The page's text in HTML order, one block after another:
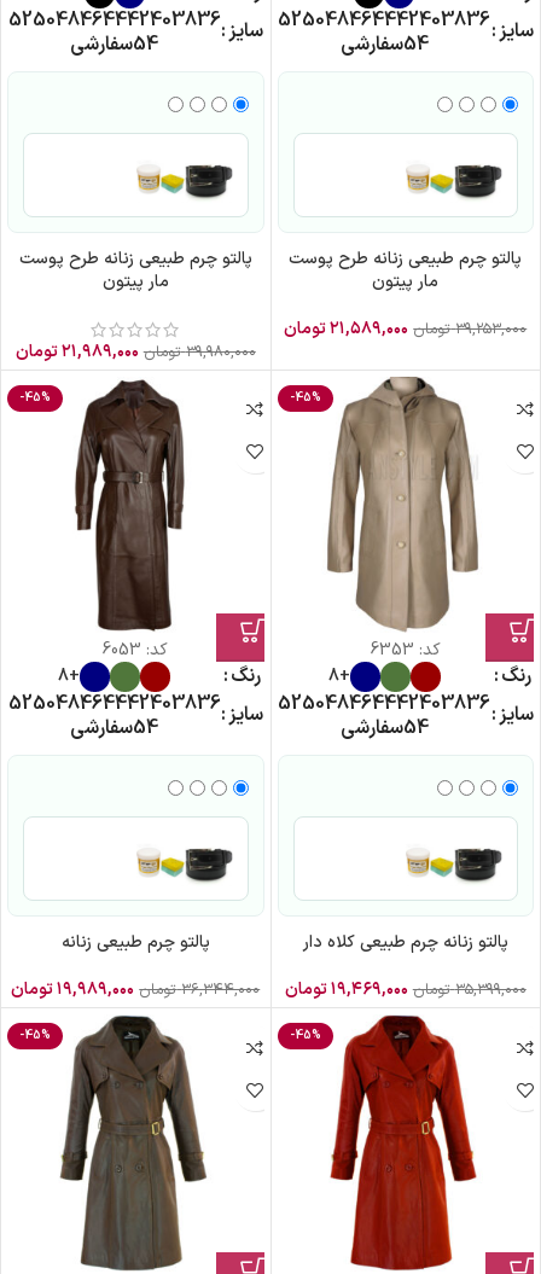
سایز 36
38
40
42
44
46
48
50
52
54سفارشی
پالتو چرم طبیعی زنانه طرح پوست
مار پیتون
۳۹,۲۵۳,۰۰۰ تومان ۲۱,۵۸۹,۰۰۰تومان
سایز 36
38
40
42
44
46
48
50
52
54سفارشی
پالتو چرم طبیعی زنانه طرح پوست
مار پیتون
۳۹,۹۸۰,۰۰۰ تومان ۲۱,۹۸۹,۰۰۰تومان
-45%
کد: 6353
رنگ +8
سایز 36
38
40
42
44
46
48
50
52
54سفارشی
پالتو زنانه چرم طبیعی کلاه دار
۳۵,۳۹۹,۰۰۰ تومان ۱۹,۴۶۹,۰۰۰تومان
-45%
کد: 6053
رنگ +8
سایز 36
38
40
42
44
46
48
50
52
54سفارشی
پالتو چرم طبیعی زنانه
۳۶,۳۴۴,۰۰۰ تومان ۱۹,۹۸۹,۰۰۰تومان
-45%
-45%